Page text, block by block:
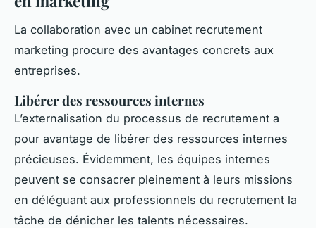
La collaboration avec un cabinet recrutement
marketing procure des avantages concrets aux
entreprises.
Libérer des ressources internes
L’externalisation du processus de recrutement a
pour avantage de libérer des ressources internes
précieuses. Évidemment, les équipes internes
peuvent se consacrer pleinement à leurs missions
en déléguant aux professionnels du recrutement la
tâche de dénicher les talents nécessaires.